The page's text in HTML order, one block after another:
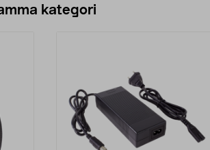
kategori